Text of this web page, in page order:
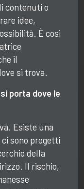
contenuti o
idee,
È così
il
si trova.
porta dove le
Esiste una
sono progetti
della
Il rischio,